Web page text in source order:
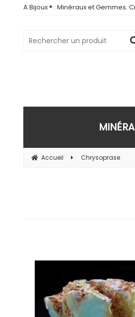
A Bijoux ® : Minéraux et Gemmes.
Accueil Chrysoprase